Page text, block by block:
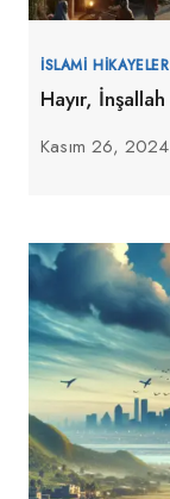
İSLAMI HIKAYELER
Hayır, İnşallah
Kasım 26, 2024